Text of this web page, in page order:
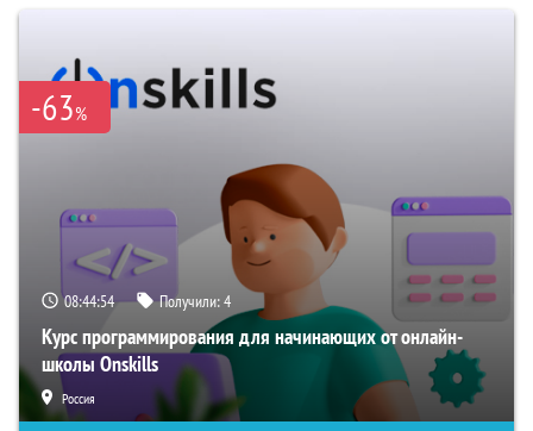
-63%
08:44:53 Получили:4
Курс программирования для начинающих от онлайн-
школы Onskills
Россия